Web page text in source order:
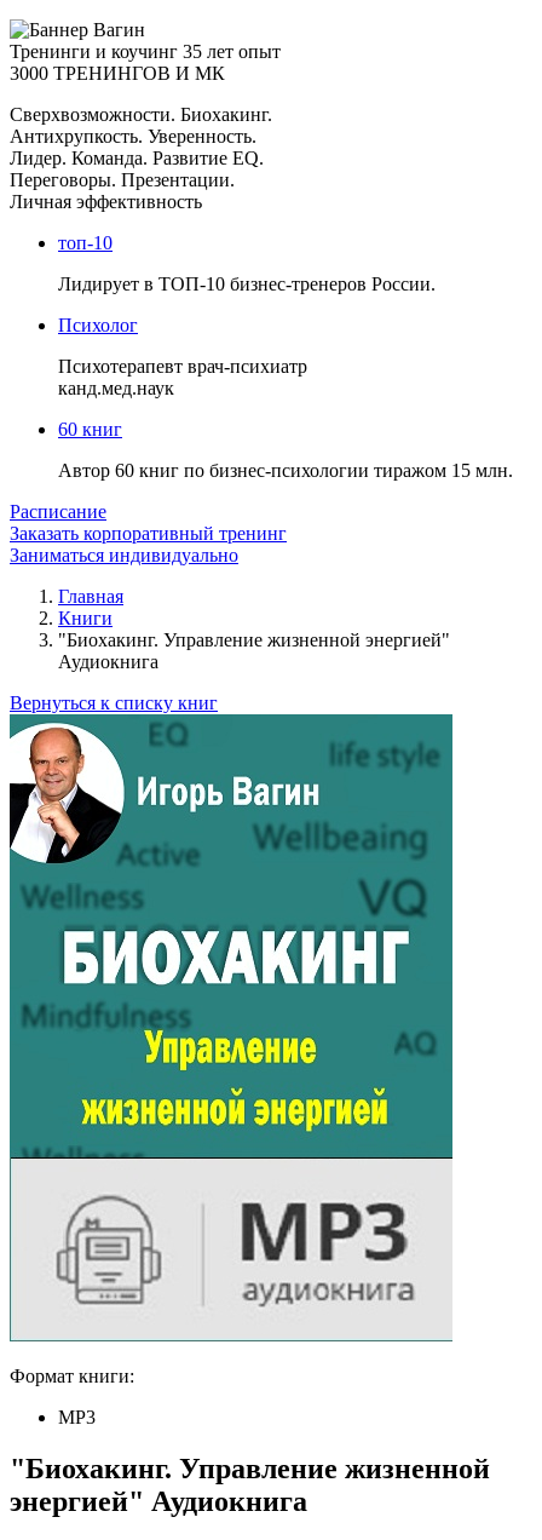
Тренинги и коучинг 35 лет опыт
3000 ТРЕНИНГОВ И МК
Сверхвозможности. Биохакинг.
Антихрупкость. Уверенность.
Лидер. Команда. Развитие EQ.
Переговоры. Презентации.
Личная эффективность
топ-10
Лидирует в ТОП-10 бизнес-тренеров России.
Психолог
Психотерапевт врач-психиатр
канд.мед.наук
60 книг
Автор 60 книг по бизнес-психологии тиражом 15 млн.
Расписание
Заказать корпоративный тренинг
Заниматься индивидуально
Главная
Книги
"Биохакинг. Управление жизненной энергией"
Аудиокнига
Вернуться к списку книг
Формат книги:
MP3
"Биохакинг. Управление жизненной
энергией" Аудиокнига